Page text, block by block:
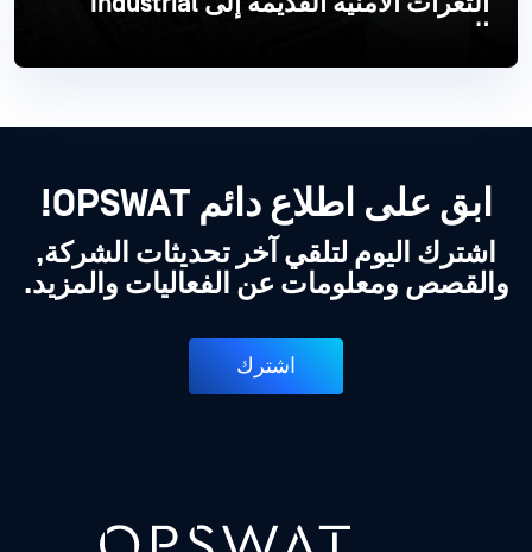
الحديث
اقرأ أكثر
ابق على اطلاع دائم OPSWAT!
اشترك اليوم لتلقي آخر تحديثات الشركة,
والقصص ومعلومات عن الفعاليات والمزيد.
اشترك